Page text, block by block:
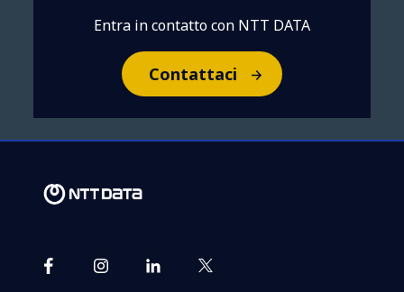
Entra in contatto con NTT DATA
Contattaci